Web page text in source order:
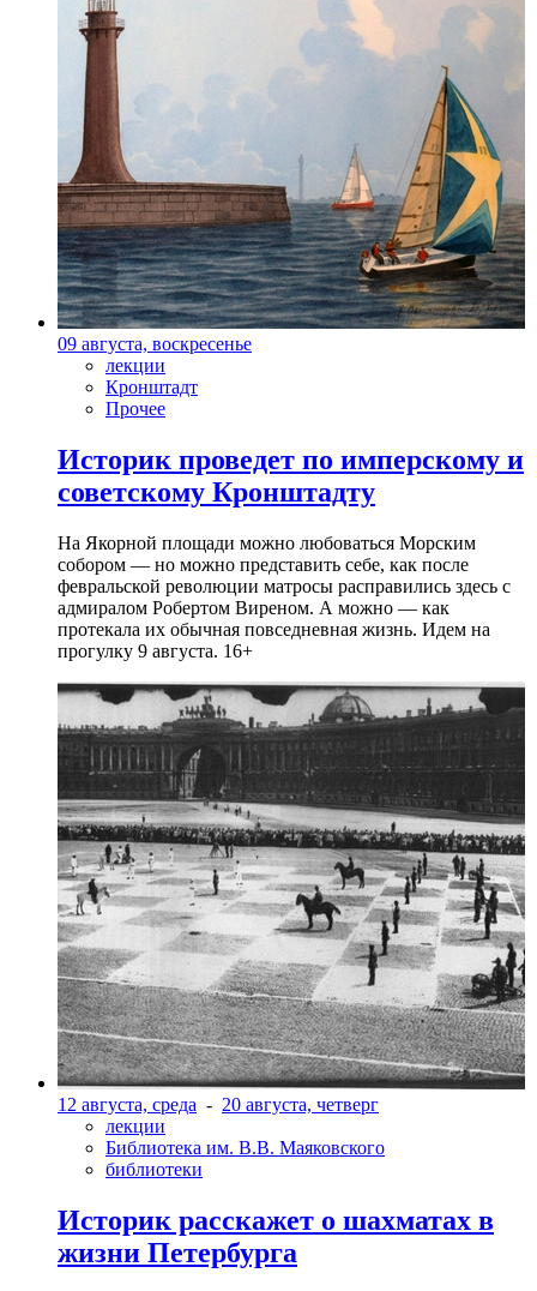
09 августа, воскресенье
лекции
Кронштадт
Прочее
Историк проведет по имперскому и
советскому Кронштадту
На Якорной площади можно любоваться Морским
собором — но можно представить себе, как после
февральской революции матросы расправились здесь с
адмиралом Робертом Виреном. А можно — как
протекала их обычная повседневная жизнь. Идем на
прогулку 9 августа. 16+
12 августа, среда - 20 августа, четверг
лекции
Библиотека им. В.В. Маяковского
библиотеки
Историк расскажет о шахматах в
жизни Петербурга